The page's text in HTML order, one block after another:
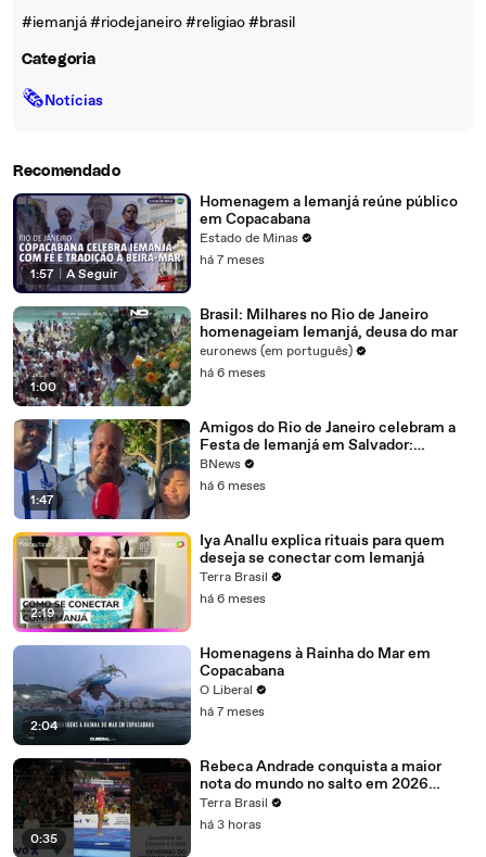
#iemanjá #riodejaneiro #religiao #brasil
Categoria
🗞Notícias
Recomendado
1:57 A Seguir
Homenagem a Iemanjá reúne público
em Copacabana
Estado de Minas
há 7 meses
1:00
Brasil: Milhares no Rio de Janeiro
homenageiam Iemanjá, deusa do mar
euronews (em português)
há 6 meses
1:47
Amigos do Rio de Janeiro celebram a
Festa de Iemanjá em Salvador:
'Relação que vem do ventre'
BNews
há 6 meses
2:19
Iya Anallu explica rituais para quem
deseja se conectar com Iemanjá
Terra Brasil
há 6 meses
2:04
Homenagens à Rainha do Mar em
Copacabana
O Liberal
há 7 meses
0:35
Rebeca Andrade conquista a maior
nota do mundo no salto em 2026
#shorts
Terra Brasil
há 3 horas